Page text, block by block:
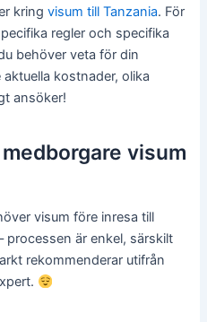
kringvisum till Tanzania. För
regler och specifika
behöver veta för din
kostnader, olika
ansöker!
visum
visum före inresa till
processen är enkel, särskilt
rekommenderar utifrån